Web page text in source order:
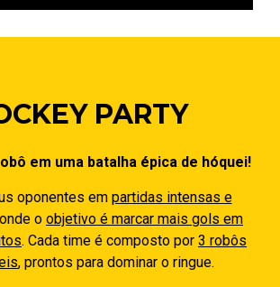
PARTY
em uma batalha épica de hóquei!
oponentes em partidas intensas e
o objetivo é marcar mais gols em
. Cada time é composto por 3 robôs
, prontos para dominar o ringue.